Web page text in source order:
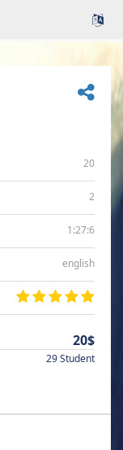
20
2
1:27:6
english
20$
29 Student